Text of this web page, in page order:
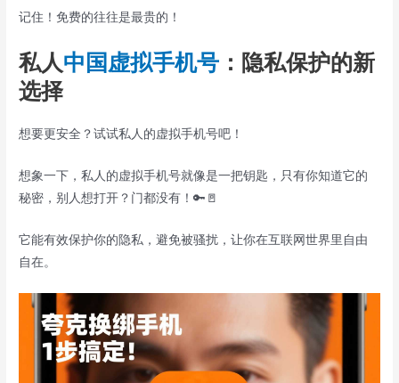
记住！免费的往往是最贵的！
私人中国 虚拟手机号 ：隐私保护的新
选择
想要更安全？试试私人的虚拟手机号吧！
想象一下，私人的虚拟手机号就像是一把钥匙，只有你知道它的
秘密，别人想打开？门都没有！🔑🚪
它能有效保护你的隐私，避免被骚扰，让你在互联网世界里自由
自在。